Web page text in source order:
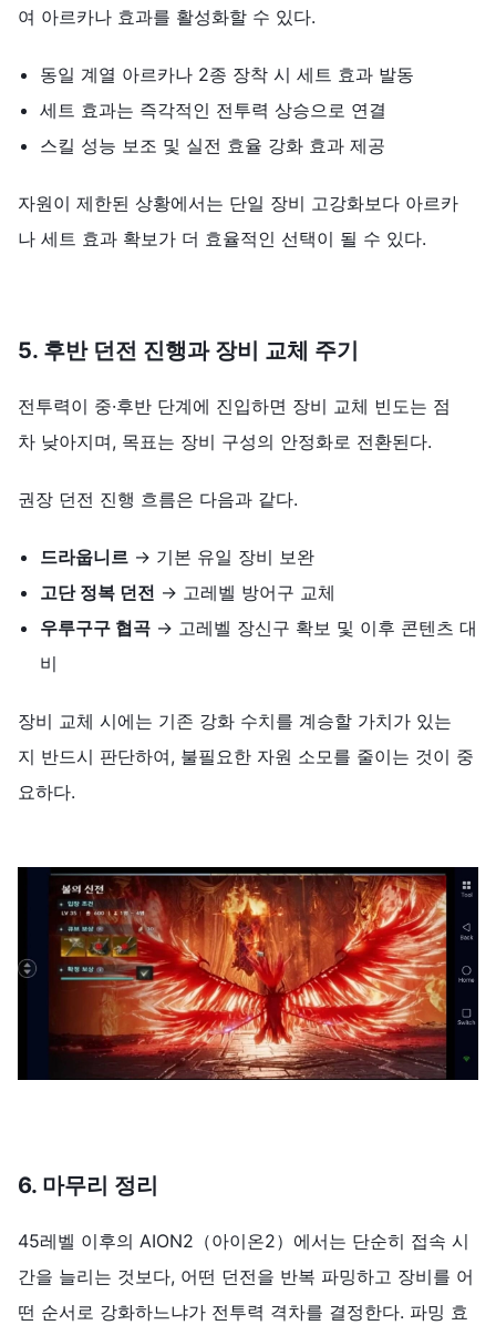
여 아르카나 효과를 활성화할 수 있다.
동일 계열 아르카나 2종 장착 시 세트 효과 발동
세트 효과는 즉각적인 전투력 상승으로 연결
스킬 성능 보조 및 실전 효율 강화 효과 제공
자원이 제한된 상황에서는 단일 장비 고강화보다 아르카
나 세트 효과 확보가 더 효율적인 선택이 될 수 있다.
5. 후반 던전 진행과 장비 교체 주기
전투력이 중·후반 단계에 진입하면 장비 교체 빈도는 점
차 낮아지며, 목표는 장비 구성의 안정화로 전환된다.
권장 던전 진행 흐름은 다음과 같다.
드라웁니르 → 기본 유일 장비 보완
고단 정복 던전 → 고레벨 방어구 교체
우루구구 협곡 → 고레벨 장신구 확보 및 이후 콘텐츠 대
비
장비 교체 시에는 기존 강화 수치를 계승할 가치가 있는
지 반드시 판단하여, 불필요한 자원 소모를 줄이는 것이 중
요하다.
6. 마무리 정리
45레벨 이후의 AION2（아이온2）에서는 단순히 접속 시
간을 늘리는 것보다, 어떤 던전을 반복 파밍하고 장비를 어
떤 순서로 강화하느냐가 전투력 격차를 결정한다. 파밍 효